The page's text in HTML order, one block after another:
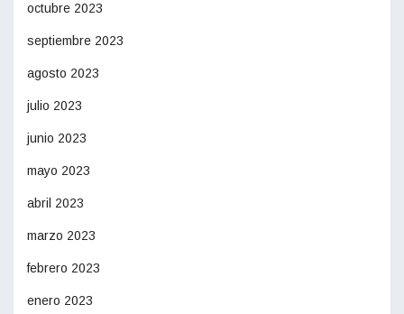
octubre 2023
septiembre 2023
agosto 2023
julio 2023
junio 2023
mayo 2023
abril 2023
marzo 2023
febrero 2023
enero 2023